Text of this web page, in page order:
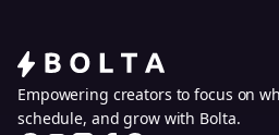
Empowering creators to focus on
schedule, and grow with Bolta.